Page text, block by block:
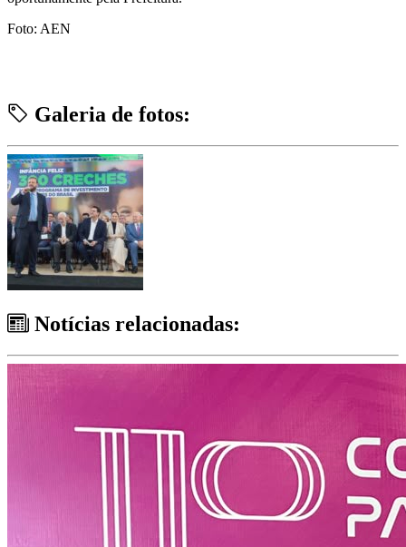
Foto: AEN
Galeria de fotos:
Notícias relacionadas: